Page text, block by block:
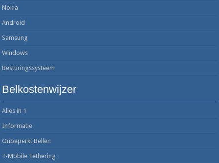
Nokia
Android
Samsung
Windows
Besturingssysteem
Belkostenwijzer
Alles in 1
Informatie
Onbeperkt Bellen
T-Mobile Tethering